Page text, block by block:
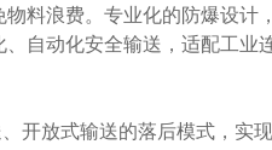
料浪费。专业化的防爆设计
自动化安全输送，适配工业
开放式输送的落后模式，实现